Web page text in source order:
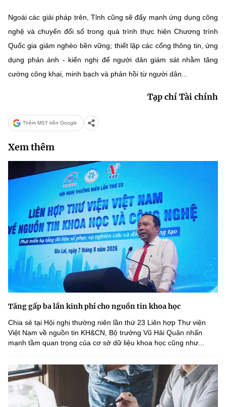
Ngoài các giải pháp trên, Tỉnh cũng sẽ đẩy mạnh ứng dụng công
nghệ và chuyển đổi số trong quá trình thực hiện Chương trình
Quốc gia giảm nghèo bền vững; thiết lập các cổng thông tin, ứng
dụng phản ánh - kiến nghị để người dân giám sát nhằm tăng
cường công khai, minh bạch và phản hồi từ người dân...
Tạp chí Tài chính
Thêm MST trên Google
Xem thêm
Tăng gấp ba lần kinh phí cho nguồn tin khoa học
Chia sẻ tại Hội nghị thường niên lần thứ 23 Liên hợp Thư viện
Việt Nam về nguồn tin KH&CN, Bộ trưởng Vũ Hải Quân nhấn
mạnh tầm quan trọng của cơ sở dữ liệu khoa học cũng như...